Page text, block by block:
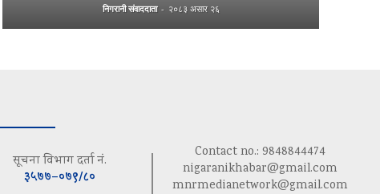
निगरानी संवाददाता - २०८३ असार २६
सूचना विभाग दर्ता नं.
३५७७–०७९/८०
Contact no.: 9848844474
nigaranikhabar@gmail.com
mnrmedianetwork@gmail.com